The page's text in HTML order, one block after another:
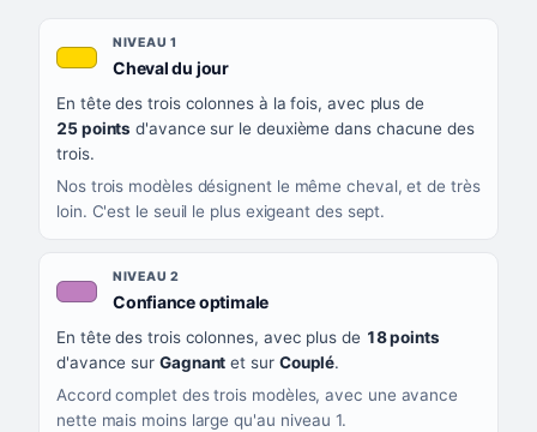
QUAND LA LIGNE PREND CETTE COULEUR
CE QUE CELA VOUS DIT
NIVEAU 1
Cheval du jour, couleur jaune or
En tête des trois colonnes à la fois, avec plus de
25 points d'avance sur le deuxième dans chacune des
trois.
Nos trois modèles désignent le même cheval, et de très
loin. C'est le seuil le plus exigeant des sept.
NIVEAU 2
Confiance optimale, couleur mauve
En tête des trois colonnes, avec plus de 18 points
d'avance sur Gagnant et sur Couplé.
Accord complet des trois modèles, avec une avance
nette mais moins large qu'au niveau 1.